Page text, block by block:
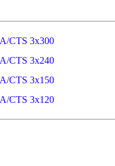
CTS 3x300
CTS 3x240
CTS 3x150
CTS 3x120